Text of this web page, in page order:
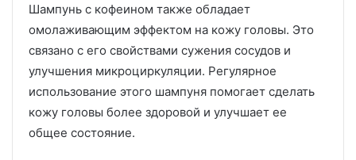
Шампунь с кофеином также обладает
омолаживающим эффектом на кожу головы. Это
связано с его свойствами сужения сосудов и
улучшения микроциркуляции. Регулярное
использование этого шампуня помогает сделать
кожу головы более здоровой и улучшает ее
общее состояние.